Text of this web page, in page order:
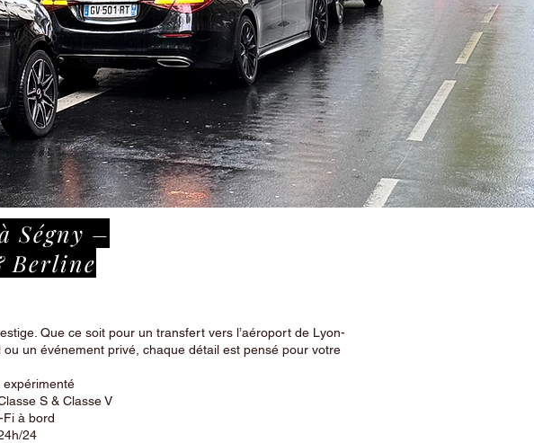
Ségny –
Berline
Que ce soit pour un transfert vers l’aéroport de Lyon-
un événement privé, chaque détail est pensé pour votre
S & Classe V
à bord
24